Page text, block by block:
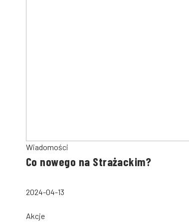
Wiadomości
Co nowego na Strażackim?
2024-04-13
Akcje